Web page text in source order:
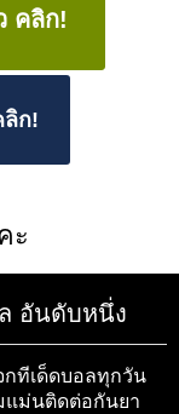
คลิก!
ลิก!
ะ
ล อันดับหนึ่ง
กทีเด็ดบอลทุกวัน
แม่นติดต่อกันยา